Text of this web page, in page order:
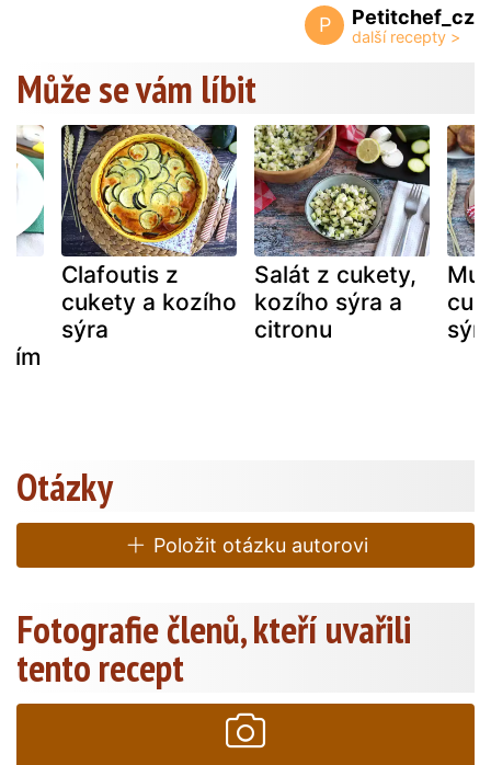
P Petitchef_cz
Může se vám líbit
Clafoutis z
cukety a kozího
sýra
Salát z cukety,
kozího sýra a
citronu
Otázky
Položit otázku autorovi
Fotografie členů, kteří uvařili
tento recept